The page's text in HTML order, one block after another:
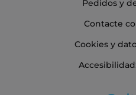
Pedidos y
Contacte
Cookies y